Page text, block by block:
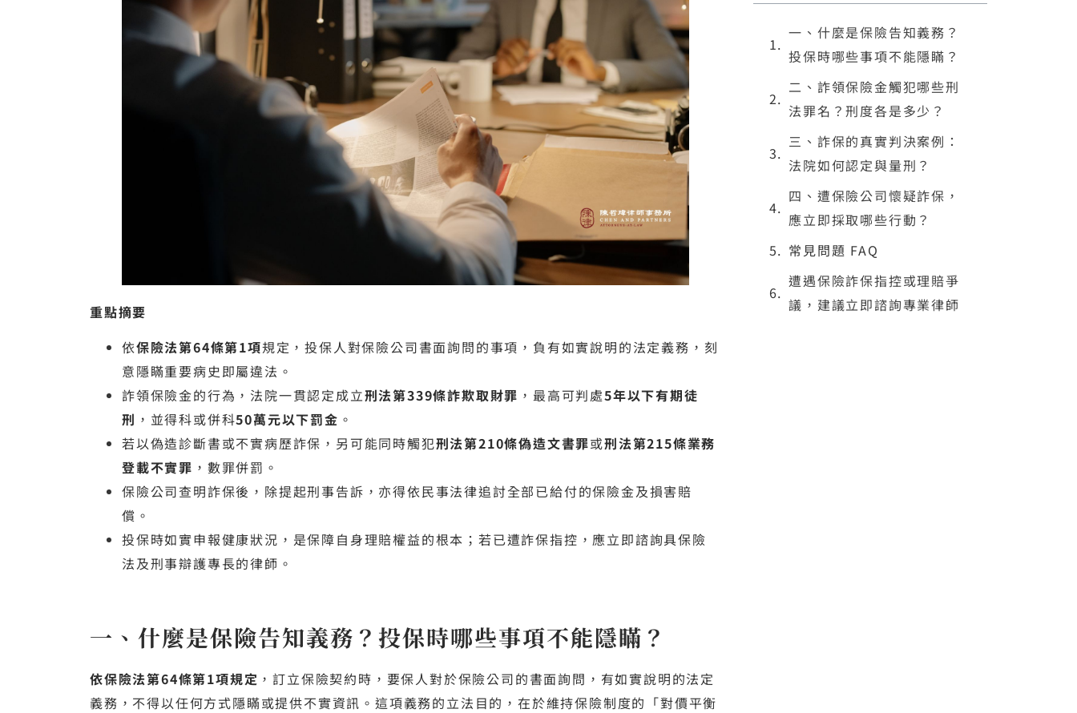
重點摘要
依保險法第64條第1項規定，投保人對保險公司書面詢問的事項，負有如實說明的法定義務，刻
意隱瞞重要病史即屬違法。
詐領保險金的行為，法院一貫認定成立刑法第339條詐欺取財罪 ，最高可判處5年以下有期徒
刑 ，並得科或併科50萬元以下罰金 。
若以偽造診斷書或不實病歷詐保，另可能同時觸犯刑法第210條偽造文書罪或刑法第215條業務
登載不實罪 ，數罪併罰。
保險公司查明詐保後，除提起刑事告訴，亦得依民事法律追討全部已給付的保險金及損害賠
償。
投保時如實申報健康狀況，是保障自身理賠權益的根本；若已遭詐保指控，應立即諮詢具保險
法及刑事辯護專長的律師。
一、什麼是保險告知義務？投保時哪些事項不能隱瞞？
依保險法第64條第1項規定 ，訂立保險契約時，要保人對於保險公司的書面詢問，有如實說明的法定
義務，不得以任何方式隱瞞或提供不實資訊。這項義務的立法目的，在於維持保險制度的「對價平衡
一、什麼是保險告知義務？
投保時哪些事項不能隱瞞？
二、詐領保險金觸犯哪些刑
法罪名？刑度各是多少？
三、詐保的真實判決案例：
法院如何認定與量刑？
四、遭保險公司懷疑詐保，
應立即採取哪些行動？
常見問題 FAQ
遭遇保險詐保指控或理賠爭
議，建議立即諮詢專業律師